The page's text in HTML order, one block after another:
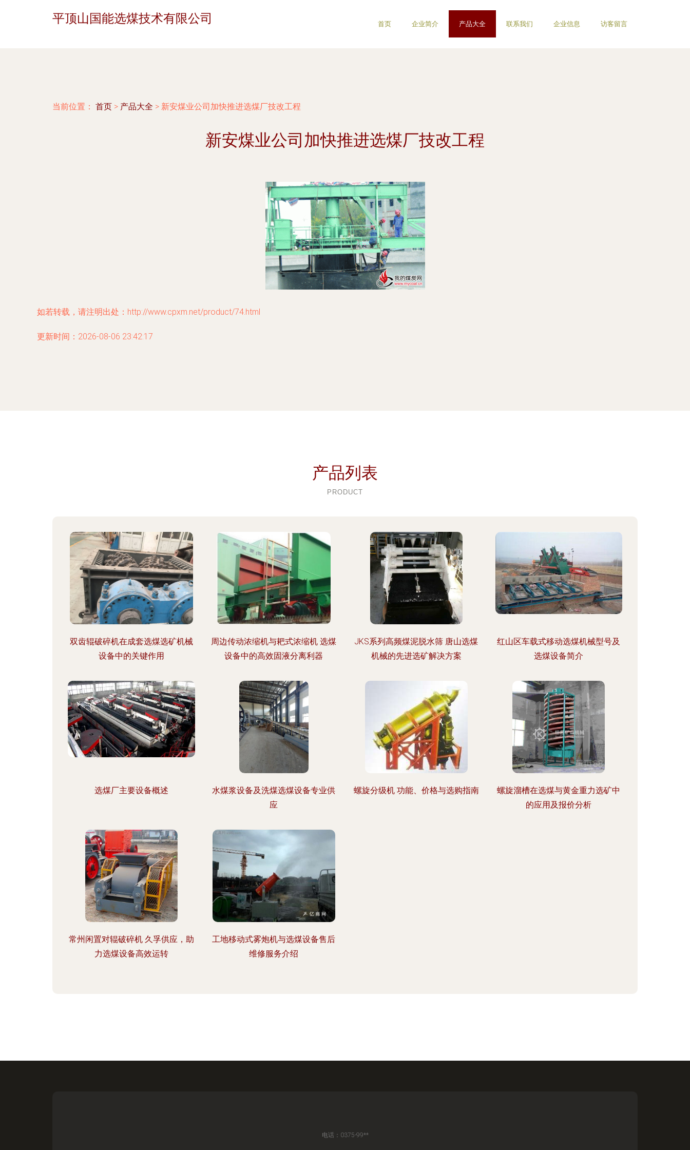
平顶山国能选煤技术有限公司 首页 企业简介 产品大全 联系我们 企业信息 访客留言
当前位置： 首页 > 产品大全 > 新安煤业公司加快推进选煤厂技改工程
新安煤业公司加快推进选煤厂技改工程
如若转载，请注明出处：http://www.cpxm.net/product/74.html
更新时间：2026-08-06 23:42:17
产品列表
PRODUCT
双齿辊破碎机在成套选煤选矿机械
设备中的关键作用
周边传动浓缩机与耙式浓缩机 选煤
设备中的高效固液分离利器
JKS系列高频煤泥脱水筛 唐山选煤
机械的先进选矿解决方案
红山区车载式移动选煤机械型号及
选煤设备简介
选煤厂主要设备概述
水煤浆设备及洗煤选煤设备专业供
应
螺旋分级机 功能、价格与选购指南
螺旋溜槽在选煤与黄金重力选矿中
的应用及报价分析
常州闲置对辊破碎机 久孚供应，助
力选煤设备高效运转
工地移动式雾炮机与选煤设备售后
维修服务介绍
电话：0375-99**